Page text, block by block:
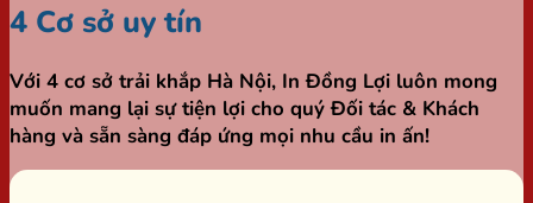
4 Cơ sở uy tín
Với 4 cơ sở trải khắp Hà Nội, In Đồng Lợi luôn mong
muốn mang lại sự tiện lợi cho quý Đối tác & Khách
hàng và sẵn sàng đáp ứng mọi nhu cầu in ấn!